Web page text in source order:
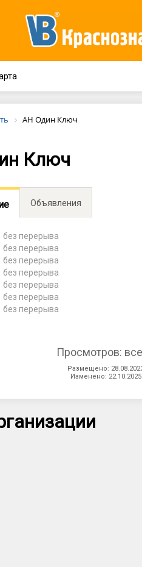
АН Один Ключ
Ключ
Объявления
без перерыва
без перерыва
без перерыва
без перерыва
без перерыва
без перерыва
без перерыва
Просмотров:
Размещено:
Изменено: 22.10.2025